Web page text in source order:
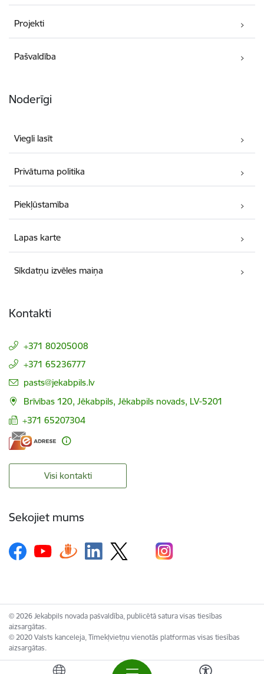
Projekti
Pašvaldība
Noderīgi
Viegli lasīt
Privātuma politika
Piekļūstamība
Lapas karte
Sīkdatņu izvēles maiņa
Kontakti
+371 80205008
+371 65236777
E-pasts:
pasts@jekabpils.lv
Brīvības 120, Jēkabpils, Jēkabpils novads, LV-5201
+371 65207304
Visi kontakti
Sekojiet mums
© 2026 Jekabpils novada pašvaldība, publicētā satura visas tiesības
aizsargātas.
© 2020 Valsts kanceleja, Tīmekļvietņu vienotās platformas visas tiesības
aizsargātas.